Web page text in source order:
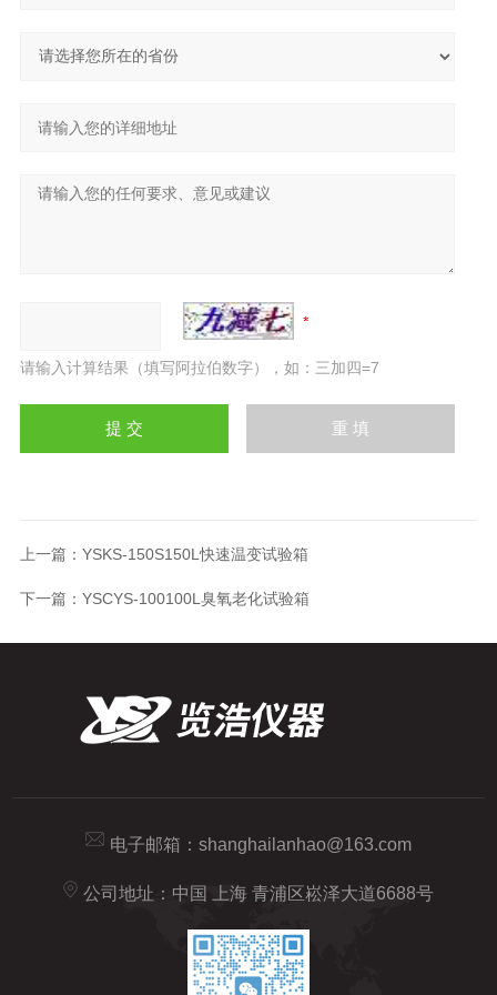
请输入计算结果（填写阿拉伯数字），如：三加四=7
上一篇： YSKS-150S150L快速温变试验箱
下一篇： YSCYS-100100L臭氧老化试验箱
电子邮箱： shanghailanhao@163.com
公司地址：中国 上海 青浦区崧泽大道6688号